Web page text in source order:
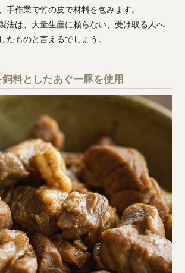
手作業で竹の皮で材料を包みます。
法は、大量生産に頼らない、受け取る人へ
たものと言えるでしょう。
料としたあぐー豚を使用